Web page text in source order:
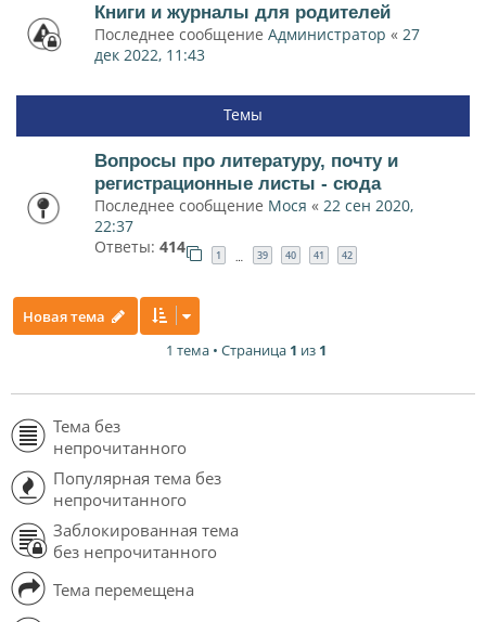
Книги и журналы для родителей
Последнее сообщение Администратор « 27
дек 2022, 11:43
Темы
Вопросы про литературу, почту и
регистрационные листы - сюда
Последнее сообщение Мося « 22 сен 2020,
22:37
Ответы: 414 1 … 39 40 41 42
Новая тема
1 тема • Страница 1 из 1
Тема без
непрочитанного
Популярная тема без
непрочитанного
Заблокированная тема
без непрочитанного
Тема перемещена